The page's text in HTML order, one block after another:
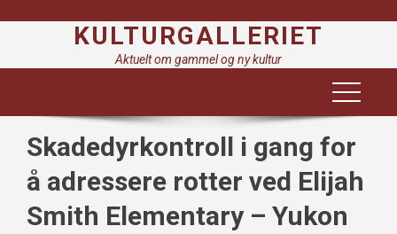
KULTURGALLERIET
Aktuelt om gammel og ny kultur
Skadedyrkontroll i gang for
å adressere rotter ved Elijah
Smith Elementary – Yukon